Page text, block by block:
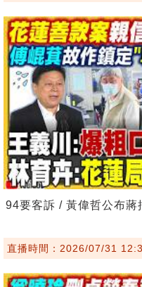
94要客訴 / 黃偉哲公布蔣
直播時間：2026/07/31